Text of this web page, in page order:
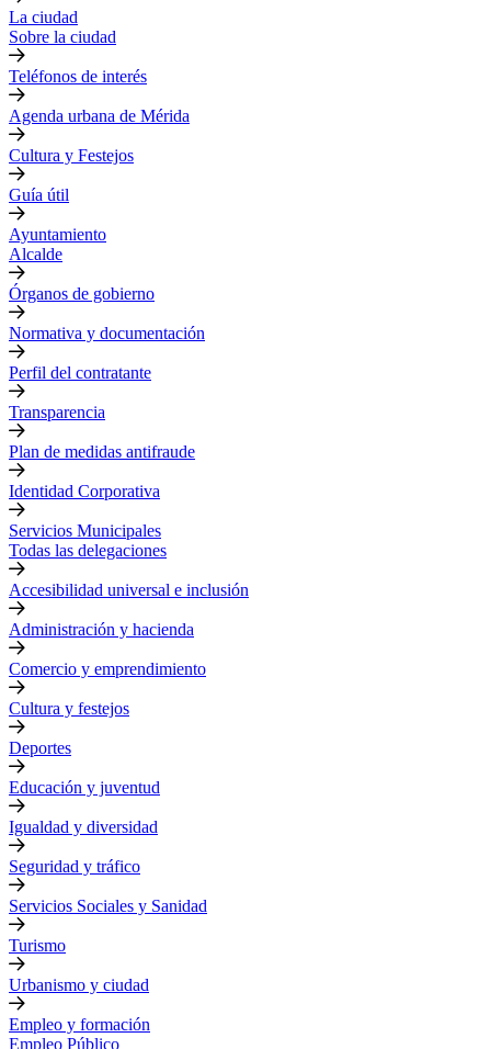
La ciudad
Sobre la ciudad
Teléfonos de interés
Agenda urbana de Mérida
Cultura y Festejos
Guía útil
Ayuntamiento
Alcalde
Órganos de gobierno
Normativa y documentación
Perfil del contratante
Transparencia
Plan de medidas antifraude
Identidad Corporativa
Servicios Municipales
Todas las delegaciones
Accesibilidad universal e inclusión
Administración y hacienda
Comercio y emprendimiento
Cultura y festejos
Deportes
Educación y juventud
Igualdad y diversidad
Seguridad y tráfico
Servicios Sociales y Sanidad
Turismo
Urbanismo y ciudad
Empleo y formación
Empleo Público